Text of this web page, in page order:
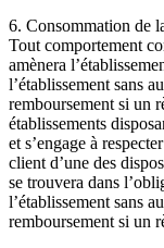
6. Consommation de
Tout comportement
amènera
l’établissement sans
remboursement si un
établissements
et s’engage à
client d’une des
se trouvera dans
l’établissement sans
remboursement si un